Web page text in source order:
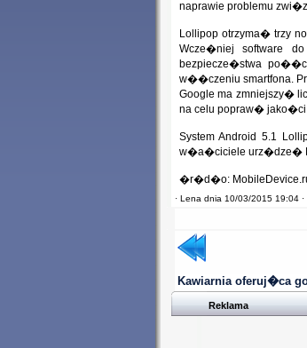
naprawie problemu
Lollipop otrzyma� trzy
Wcze�niej software
bezpiecze�stwa
w��czeniu smartfona.
Google ma zmniejszy�
na celu popraw�
System Android 5.1
w�a�ciciele urz�dze�
�r�d�o:
·Lena dnia 10/03/2015 19:04 ·
Kawiarnia oferuj�ca
Reklama